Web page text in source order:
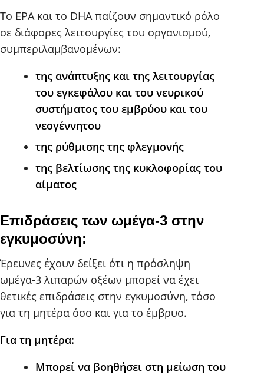
Το EPA και το DHA παίζουν σημαντικό ρόλο
σε διάφορες λειτουργίες του οργανισμού,
συμπεριλαμβανομένων:
της ανάπτυξης και της λειτουργίας
του εγκεφάλου και του νευρικού
συστήματος του εμβρύου και του
νεογέννητου
της ρύθμισης της φλεγμονής
της βελτίωσης της κυκλοφορίας του
αίματος
Επιδράσεις των ωμέγα-3 στην
εγκυμοσύνη:
Έρευνες έχουν δείξει ότι η πρόσληψη
ωμέγα-3 λιπαρών οξέων μπορεί να έχει
θετικές επιδράσεις στην εγκυμοσύνη, τόσο
για τη μητέρα όσο και για το έμβρυο.
Για τη μητέρα:
Μπορεί να βοηθήσει στη μείωση του